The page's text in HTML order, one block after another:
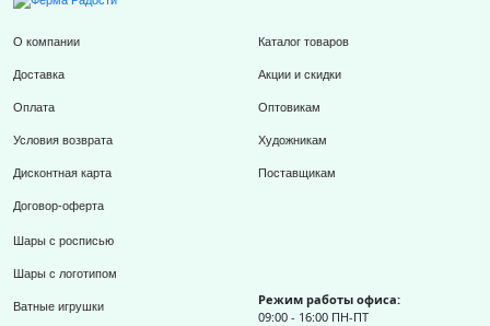
О компании
Доставка
Оплата
Условия возврата
Дисконтная карта
Договор-оферта
Каталог товаров
Акции и скидки
Оптовикам
Художникам
Поставщикам
Шары с росписью
Шары с логотипом
Ватные игрушки
Режим работы офиса:
09:00 - 16:00 ПН-ПТ